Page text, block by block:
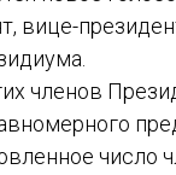
вице-
членов
число